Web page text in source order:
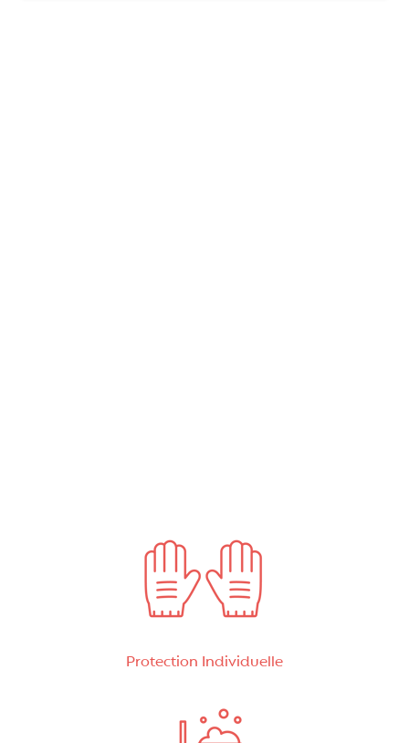
Protection Individuelle